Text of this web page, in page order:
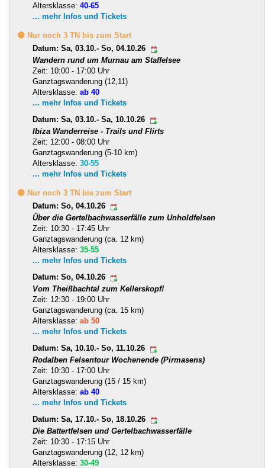
Altersklasse: 40-65
... mehr Infos und Tickets
🟡 Nur noch 3 TN bis zum Start
Datum: Sa, 03.10.- So, 04.10.26
Wandern rund um Murnau am Staffelsee
Zeit: 10:00 - 17:00 Uhr
Ganztagswanderung (12,11)
Altersklasse: ab 40
... mehr Infos und Tickets
Datum: Sa, 03.10.- Sa, 10.10.26
Ibiza Wanderreise - Trails und Flirts
Zeit: 12:00 - 08:00 Uhr
Ganztagswanderung (5-10 km)
Altersklasse: 30-55
... mehr Infos und Tickets
🟡 Nur noch 3 TN bis zum Start
Datum: So, 04.10.26
Über die Gertelbachwasserfälle zum Unholdfelsen
Zeit: 10:30 - 17:45 Uhr
Ganztagswanderung (ca. 12 km)
Altersklasse: 35-55
... mehr Infos und Tickets
Datum: So, 04.10.26
Vom Theißbachtal zum Kellerskopf!
Zeit: 12:30 - 19:00 Uhr
Ganztagswanderung (ca. 15 km)
Altersklasse: ab 50
... mehr Infos und Tickets
Datum: Sa, 10.10.- So, 11.10.26
Rodalben Felsentour Wochenende (Pirmasens)
Zeit: 10:30 - 17:00 Uhr
Ganztagswanderung (15 / 15 km)
Altersklasse: ab 40
... mehr Infos und Tickets
Datum: Sa, 17.10.- So, 18.10.26
Die Battertfelsen und Gertelbachwasserfälle
Zeit: 10:30 - 17:15 Uhr
Ganztagswanderung (12, 12 km)
Altersklasse: 30-49